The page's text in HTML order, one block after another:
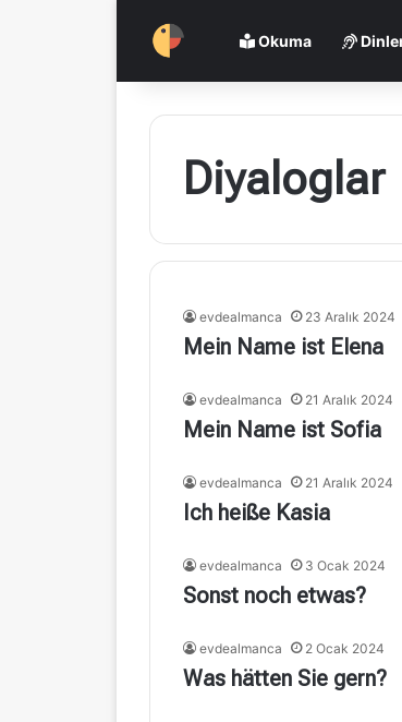
Okuma
Diyaloglar
evdealmanca 23 Aralık 2024
Mein Name ist Elena
evdealmanca 21 Aralık 2024
Mein Name ist Sofia
evdealmanca 21 Aralık 2024
Ich heiße Kasia
evdealmanca 3 Ocak 2024
Sonst noch etwas?
evdealmanca 2 Ocak 2024
Was hätten Sie gern?